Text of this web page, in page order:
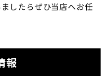
したらぜひ当店へお任
報